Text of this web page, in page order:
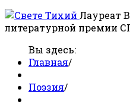
Лауреат
литературной премии
Вы здесь:
Главная/
Поэзия/